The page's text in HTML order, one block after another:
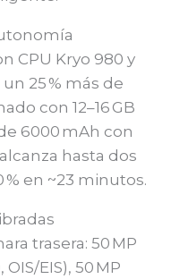
CPU Kryo 980 y
25 % más de
con 12–16 GB
6000 mAh con
hasta dos
% en ~23 minutos.
trasera: 50 MP
EIS), 50 MP